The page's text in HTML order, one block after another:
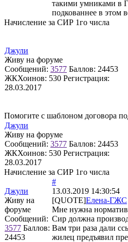
такими умниками в
подкованнее в этом
Начисление за СИР 1го числа
Джули
Живу на форуме
Сообщений: 3577 Баллов: 24453
ЖКХоинов: 530 Регистрация:
28.03.2017
Помогите с шаблоном договора
Джули
Живу на форуме
Сообщений: 3577 Баллов: 24453
ЖКХоинов: 530 Регистрация:
28.03.2017
Начисление за СИР 1го числа
Джули
Живу на
форуме
Сообщений:
3577 Баллов:
24453
#
13.03.2019 14:30:54
[QUOTE]Елена-ГЖС
Мне нужна
Сир должна
Вам три раза дали
жилец предъявил